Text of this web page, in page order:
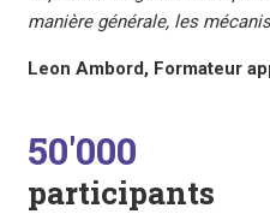
manière générale, les
Leon Ambord, Formateur
50'000
participants